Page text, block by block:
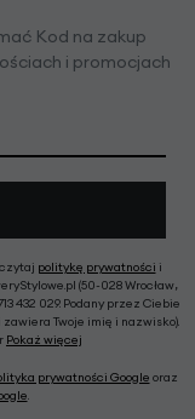
Kod na zakup
i promocjach
politykę prywatności i
(50-028 Wrocław,
432 029. Podany przez Ciebie
Twoje imię i nazwisko).
Pokaż więcej
prywatności Google oraz
.